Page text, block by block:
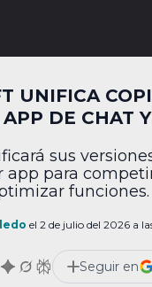
UNIFICA
DE CHAT
sus
app para
funciones.
el 2 de julio del 2026 a
Seguir en